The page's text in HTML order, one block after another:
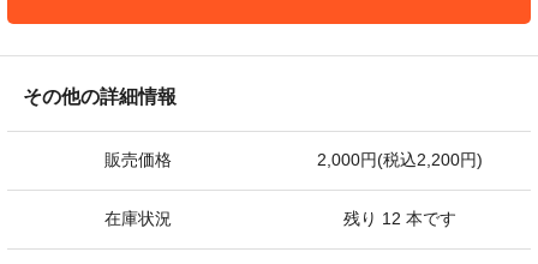
その他の詳細情報
販売価格 2,000円(税込2,200円)
在庫状況 残り 12 本です